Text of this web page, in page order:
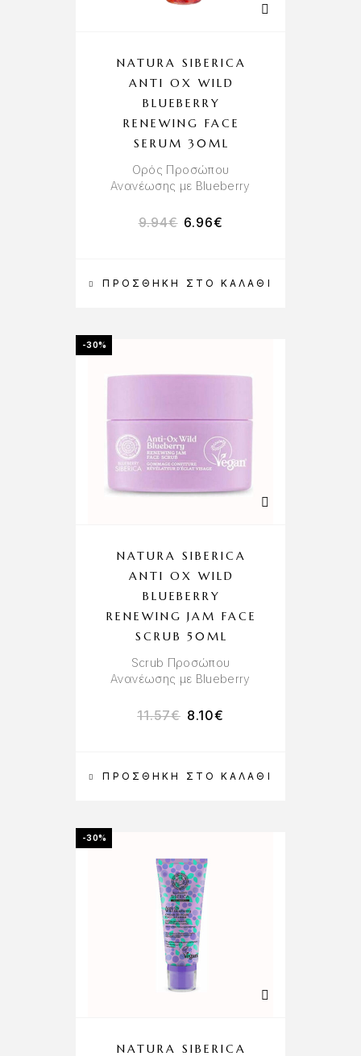
ΠΡΟΣΘΉΚΗ ΣΤΟ ΚΑΛΆΘΙ
NATURA SIBERICA
ANTI OX WILD
BLUEBERRY
RENEWING FACE
SERUM 30ML
Ορός Προσώπου
Ανανέωσης με Blueberry
9.94€ 6.96€
-30%
ΠΡΟΣΘΉΚΗ ΣΤΟ ΚΑΛΆΘΙ
NATURA SIBERICA
ANTI OX WILD
BLUEBERRY
RENEWING JAM FACE
SCRUB 50ML
Scrub Προσώπου
Ανανέωσης με Blueberry
11.57€ 8.10€
-30%
NATURA SIBERICA